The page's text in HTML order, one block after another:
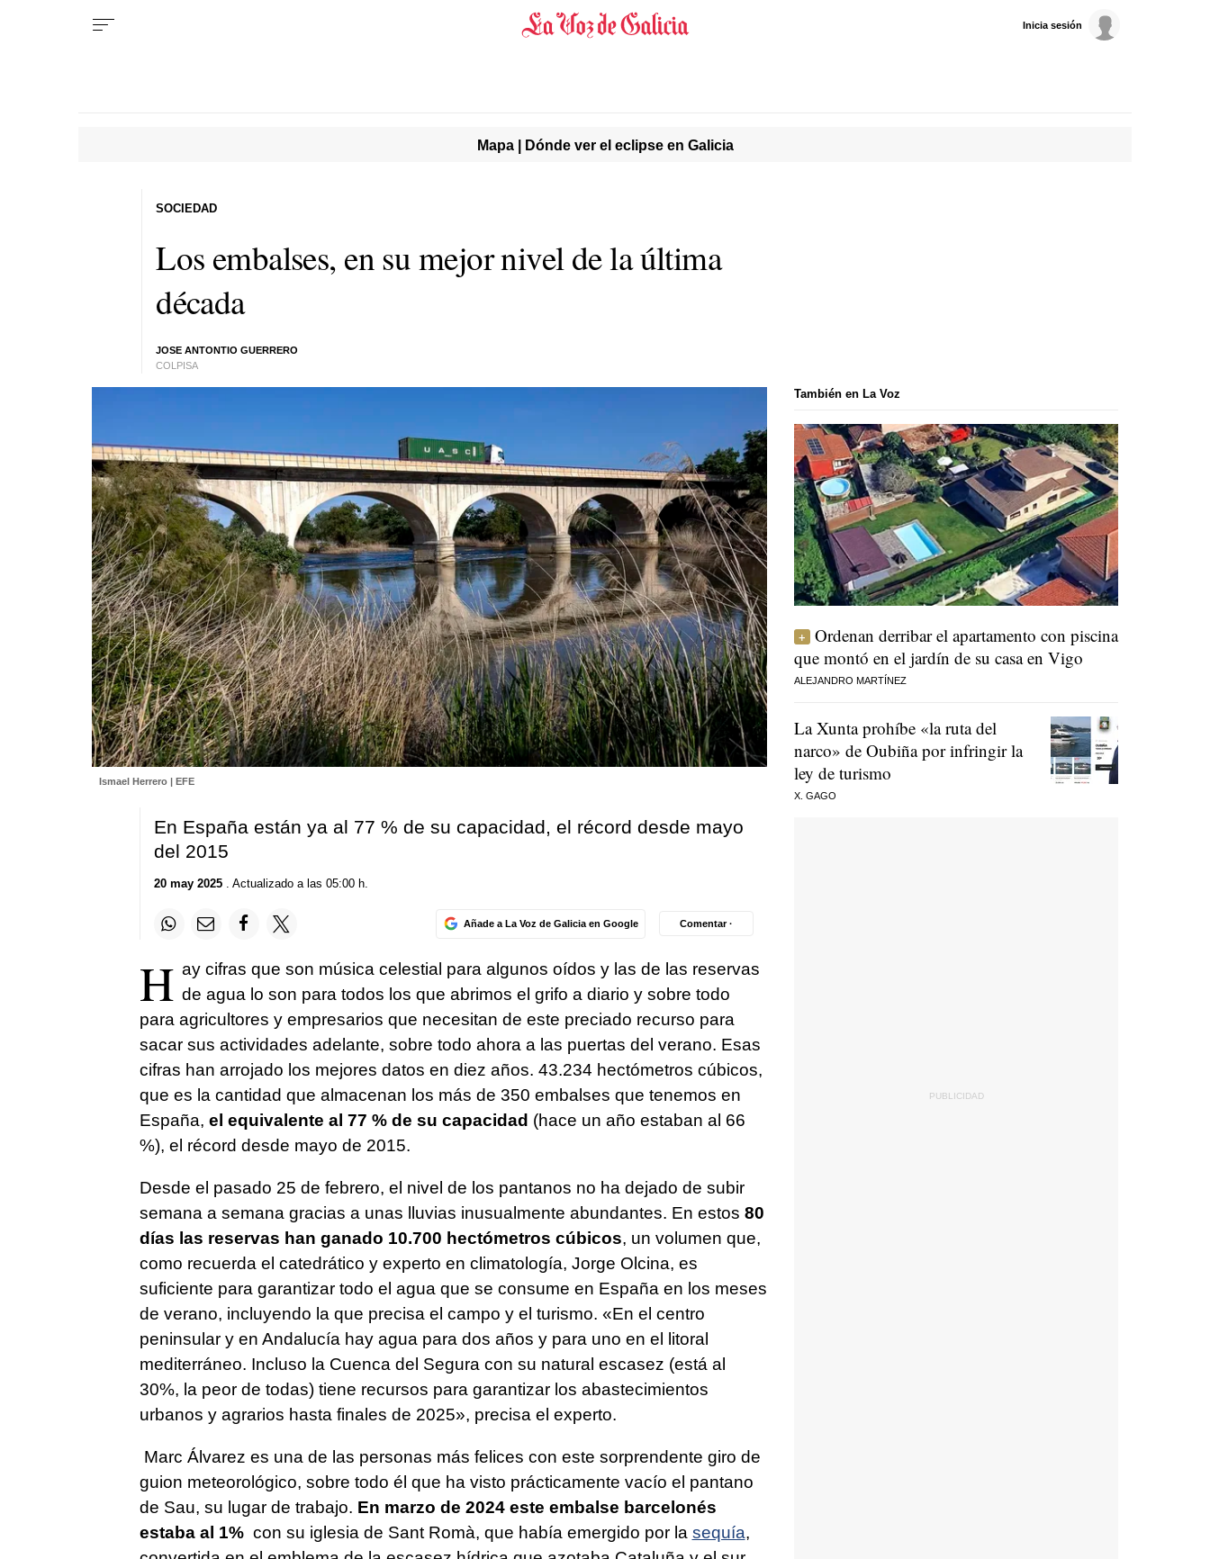
Inicia sesión
Mapa | Dónde ver el eclipse en Galicia
Los embalses, en su mejor nivel de la última
década
JOSE ANTONTIO GUERRERO
COLPISA
SOCIEDAD
Ismael Herrero | EFE
En España están ya al 77 % de su capacidad, el récord desde mayo
del 2015
20 may 2025. Actualizado a las 05:00 h.
Añade a La Voz de Galicia en Google Comentar ·
H ay cifras que son música celestial para algunos oídos y las de las reservas
de agua lo son para todos los que abrimos el grifo a diario y sobre todo
para agricultores y empresarios que necesitan de este preciado recurso para
sacar sus actividades adelante, sobre todo ahora a las puertas del verano. Esas
cifras han arrojado los mejores datos en diez años. 43.234 hectómetros cúbicos,
que es la cantidad que almacenan los más de 350 embalses que tenemos en
España, el equivalente al 77 % de su capacidad (hace un año estaban al 66
%), el récord desde mayo de 2015.
Desde el pasado 25 de febrero, el nivel de los pantanos no ha dejado de subir
semana a semana gracias a unas lluvias inusualmente abundantes. En estos 80
días las reservas han ganado 10.700 hectómetros cúbicos, un volumen que,
como recuerda el catedrático y experto en climatología, Jorge Olcina, es
suficiente para garantizar todo el agua que se consume en España en los meses
de verano, incluyendo la que precisa el campo y el turismo. «En el centro
peninsular y en Andalucía hay agua para dos años y para uno en el litoral
mediterráneo. Incluso la Cuenca del Segura con su natural escasez (está al
30%, la peor de todas) tiene recursos para garantizar los abastecimientos
urbanos y agrarios hasta finales de 2025», precisa el experto.
Marc Álvarez es una de las personas más felices con este sorprendente giro de
guion meteorológico, sobre todo él que ha visto prácticamente vacío el pantano
de Sau, su lugar de trabajo. En marzo de 2024 este embalse barcelonés
estaba al 1% con su iglesia de Sant Romà, que había emergido por la sequía,
También en La Voz
Ordenan derribar el apartamento con piscina
que montó en el jardín de su casa en Vigo
ALEJANDRO MARTÍNEZ
La Xunta prohíbe «la ruta del
narco» de Oubiña por infringir la
ley de turismo
X. GAGO